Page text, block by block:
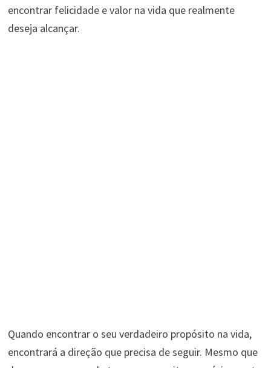
encontrar felicidade e valor na vida que realmente
deseja alcançar.
Quando encontrar o seu verdadeiro propósito na vida,
encontrará a direção que precisa de seguir. Mesmo que